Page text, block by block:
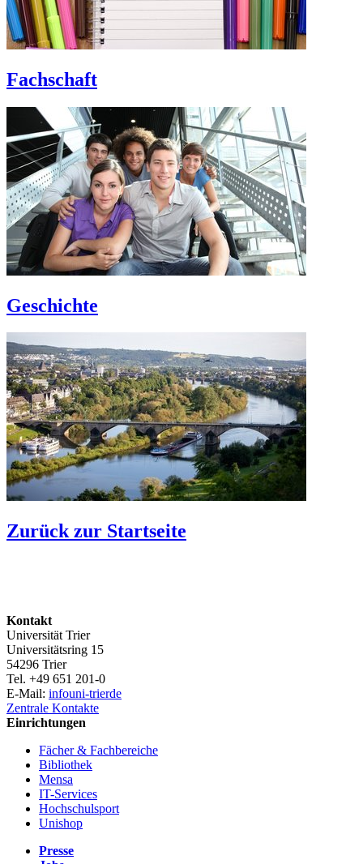
Fachschaft
Geschichte
Zurück zur Startseite
Kontakt
Universität Trier
Universitätsring 15
54296 Trier
Tel. +49 651 201-0
E-Mail: infouni-trierde
Zentrale Kontakte
Einrichtungen
Fächer & Fachbereiche
Bibliothek
Mensa
IT-Services
Hochschulsport
Unishop
Presse